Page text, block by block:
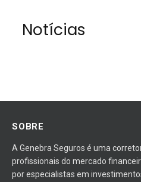
Notícias
SOBRE
A Genebra Seguros é uma
profissionais do mercado
por especialistas em